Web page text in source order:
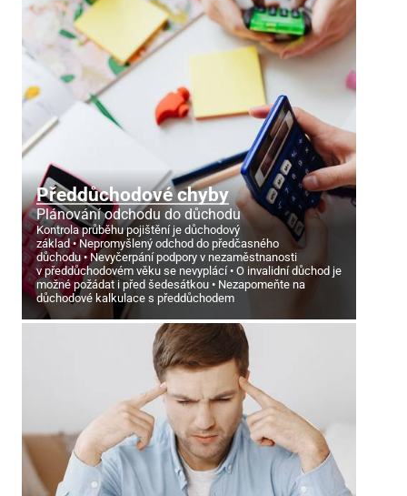
Předdůchodové chyby
Plánování odchodu do důchodu
Kontrola průběhu pojištění je důchodový
základ
Nepromyšlený odchod do předčasného
důchodu
Nevyčerpání podpory v nezaměstnanosti
v předdůchodovém věku se nevyplácí
O invalidní důchod je
možné požádat i před šedesátkou
Nezapomeňte na
důchodové kalkulace s předdůchodem